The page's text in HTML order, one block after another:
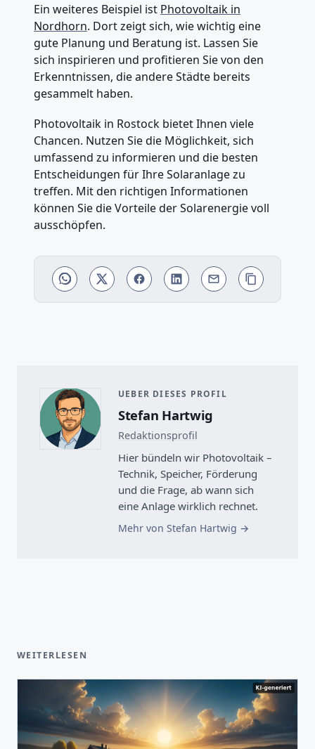
Ein weiteres Beispiel ist Photovoltaik in
Nordhorn. Dort zeigt sich, wie wichtig eine
gute Planung und Beratung ist. Lassen Sie
sich inspirieren und profitieren Sie von den
Erkenntnissen, die andere Städte bereits
gesammelt haben.
Photovoltaik in Rostock bietet Ihnen viele
Chancen. Nutzen Sie die Möglichkeit, sich
umfassend zu informieren und die besten
Entscheidungen für Ihre Solaranlage zu
treffen. Mit den richtigen Informationen
können Sie die Vorteile der Solarenergie voll
ausschöpfen.
UEBER DIESES PROFIL
Stefan Hartwig
Redaktionsprofil
Hier bündeln wir Photovoltaik –
Technik, Speicher, Förderung
und die Frage, ab wann sich
eine Anlage wirklich rechnet.
Mehr von Stefan Hartwig
WEITERLESEN